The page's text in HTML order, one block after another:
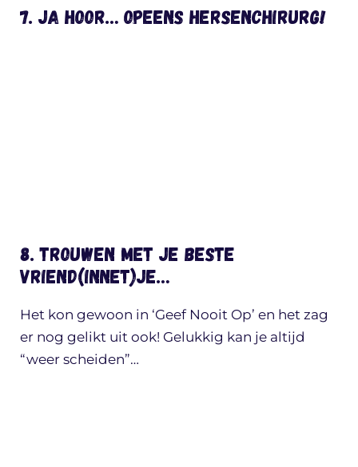
7. Ja hoor… opeens Hersenchirurg!
8. Trouwen met je beste
vriend(innet)je…
Het kon gewoon in ‘Geef Nooit Op’ en het zag
er nog gelikt uit ook! Gelukkig kan je altijd
“weer scheiden”…